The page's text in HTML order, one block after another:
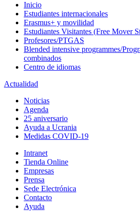
Inicio
Estudiantes internacionales
Erasmus+ y movilidad
Estudiantes Visitantes (Free Mover
Profesores/PTGAS
Blended intensive programmes/
combinados
Centro de idiomas
Actualidad
Noticias
Agenda
25 aniversario
Ayuda a Ucrania
Medidas COVID-19
Intranet
Tienda Online
Empresas
Prensa
Sede Electrónica
Contacto
Ayuda